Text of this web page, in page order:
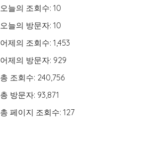
오늘의 조회수: 10
오늘의 방문자: 10
어제의 조회수: 1,453
어제의 방문자: 929
총 조회수: 240,756
총 방문자: 93,871
총 페이지 조회수: 127